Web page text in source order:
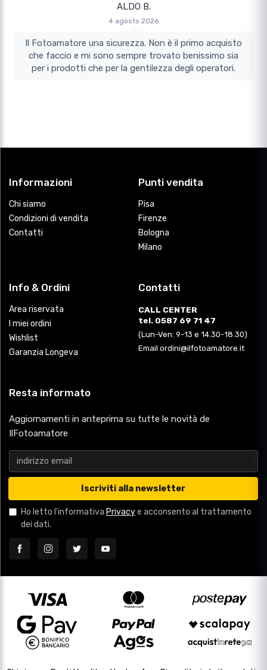
ALDO B.
4 agosto 2026
Il Fotoamatore una sicurezza. Non è il primo acquisto
che faccio e mi sono sempre trovato benissimo sia
per i prodotti che per la gentilezza degli operatori.
Informazioni
Chi siamo
Condizioni di vendita
Contatti
Punti vendita
Pisa
Firenze
Bologna
Milano
Info & Ordini
Area riservata
I miei ordini
Wishlist
Garanzia Longeva
Contatti
CALL CENTER
tel. 0587 69 71 47
(Lun-Ven: 9-13 e 14.30-18.30)
Email ordini@ilfotoamatore.it
Resta informato
Aggiornamenti in anteprima su tutte le novità de
IlFotoamatore
Iscriviti alla newsletter
Ho letto l'informativa Privacye acconsento al trattamento
dei dati.